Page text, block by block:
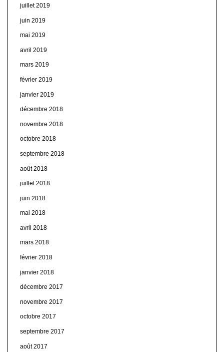
juillet 2019
juin 2019
mai 2019
avril 2019
mars 2019
février 2019
janvier 2019
décembre 2018
novembre 2018
octobre 2018
septembre 2018
août 2018
juillet 2018
juin 2018
mai 2018
avril 2018
mars 2018
février 2018
janvier 2018
décembre 2017
novembre 2017
octobre 2017
septembre 2017
août 2017